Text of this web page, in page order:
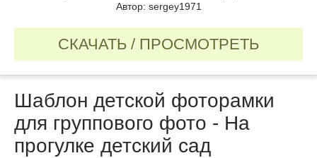
Автор: sergey1971
СКАЧАТЬ / ПРОСМОТРЕТЬ
Шаблон детской фоторамки
для группового фото - На
прогулке детский сад